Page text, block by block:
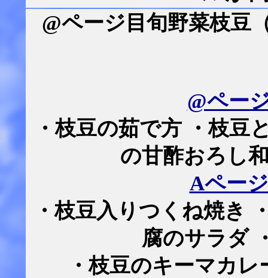
@ページ目旬野菜枝豆
@ペー
・枝豆の茹で方 ・枝豆
の甘酢おろし
Aペー
・枝豆入りつくね焼き
腐のサラダ
・枝豆のキーマカ